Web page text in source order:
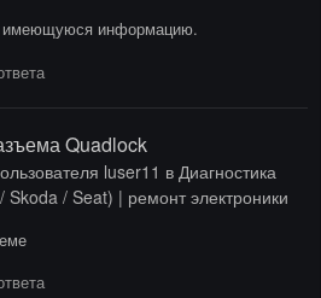
имеющуюся информацию.
Quadlock
luser11 в Диагностика
Skoda / Seat) | ремонт электроники